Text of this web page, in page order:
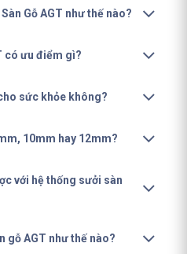
Gỗ AGT như thế nào?
có ưu điểm gì?
sức khỏe không?
10mm hay 12mm?
với hệ thống sưởi sàn
gỗ AGT như thế nào?